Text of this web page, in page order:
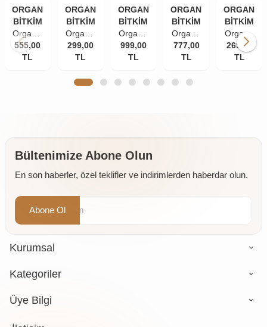
ORGANİK
BİTKİM
Organik
Bitkim
Kabak
555,00
TL
ORGANİK
BİTKİM
Organik
Bitkim
Kabak
İçi Çiğ
299,00
TL
ORGANİK
BİTKİM
Organik
Bitkim
Çiğ
İçi 1000
999,00
TL
ORGANİK
BİTKİM
Organik
Bitkim
Kudüs
İri Boy
777,00
TL
ORGANİK
BİTKİM
Organik
Bitkim
Kuşburnu
269,00
TL
Bültenimize Abone Olun
En son haberler, özel teklifler ve indirimlerden haberdar olun.
Abone Ol
Kurumsal
Kategoriler
Üye Bilgi